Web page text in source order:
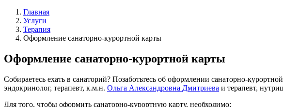
Главная
Услуги
Терапия
Оформление санаторно-курортной карты
Оформление санаторно-курортной карты
Собираетесь ехать в санаторий? Позаботьтесь об оформлении санаторно-
эндокринолог, терапевт, к.м.н. Ольга Александровна Дмитриева и терапевт,
Для того, чтобы оформить санаторно-курортную карту, необходимо: